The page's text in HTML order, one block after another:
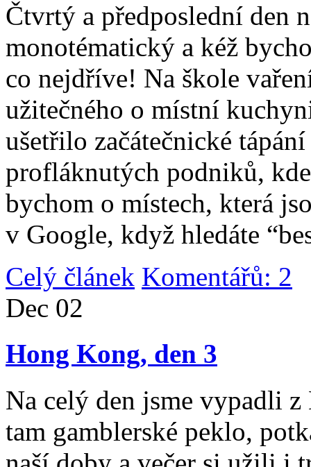
Čtvrtý a předposlední den
monotématický a kéž
co nejdříve! Na škole
užitečného o místní
ušetřilo začátečnické
profláknutých podniků,
bychom o místech, která
v Google, když hledáte
Celý článek Komentářů: 2
Dec 02
Hong Kong, den 3
Na celý den jsme vypadli
tam gamblerské peklo,